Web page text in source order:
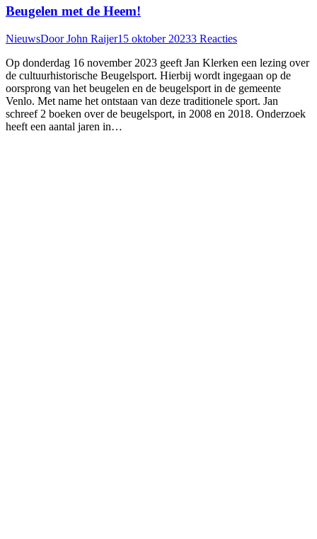
Beugelen met de Heem!
NieuwsDoorJohn Raijer15 oktober 20233 Reacties
Op donderdag 16 november 2023 geeft Jan Klerken een lezing over
de cultuurhistorische Beugelsport. Hierbij wordt ingegaan op de
oorsprong van het beugelen en de beugelsport in de gemeente
Venlo. Met name het ontstaan van deze traditionele sport. Jan
schreef 2 boeken over de beugelsport, in 2008 en 2018. Onderzoek
heeft een aantal jaren in…